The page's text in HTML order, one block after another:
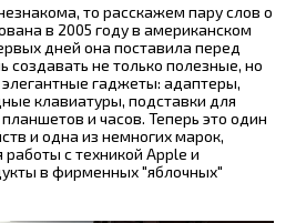
то расскажем пару слов о
в 2005 году в американском
дней она поставила перед
не только полезные, но
гаджеты: адаптеры,
клавиатуры, подставки для
и часов. Теперь это один
и одна из немногих марок,
с техникой Apple и
в фирменных "яблочных"